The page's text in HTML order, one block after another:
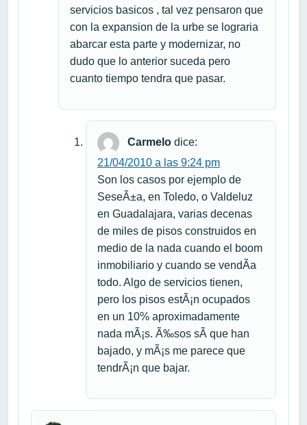
servicios basicos , tal vez pensaron que
con la expansion de la urbe se lograria
abarcar esta parte y modernizar, no
dudo que lo anterior suceda pero
cuanto tiempo tendra que pasar.
Carmelo dice:
21/04/2010 a las 9:24 pm
Son los casos por ejemplo de
SeseÃ±a, en Toledo, o Valdeluz
en Guadalajara, varias decenas
de miles de pisos construidos en
medio de la nada cuando el boom
inmobiliario y cuando se vendÃ­a
todo. Algo de servicios tienen,
pero los pisos estÃ¡n ocupados
en un 10% aproximadamente
nada mÃ¡s. Ã‰sos sÃ­ que han
bajado, y mÃ¡s me parece que
tendrÃ¡n que bajar.